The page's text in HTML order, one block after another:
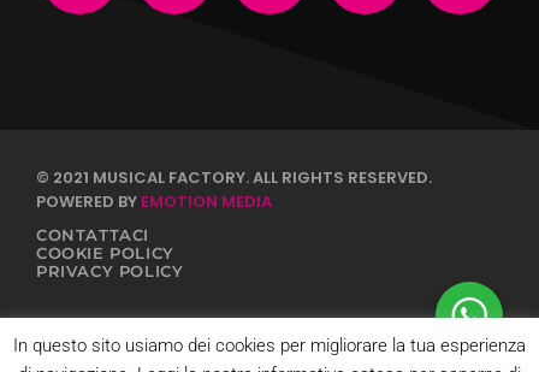
© 2021 MUSICAL FACTORY. ALL RIGHTS RESERVED.
POWERED BY EMOTION MEDIA
CONTATTACI
COOKIE POLICY
PRIVACY POLICY
In questo sito usiamo dei cookies per migliorare la tua esperienza